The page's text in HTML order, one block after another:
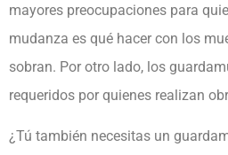
mayores preocupaciones para
mudanza es qué hacer con los
sobran. Por otro lado, los
requeridos por quienes realizan
¿Tú también necesitas un